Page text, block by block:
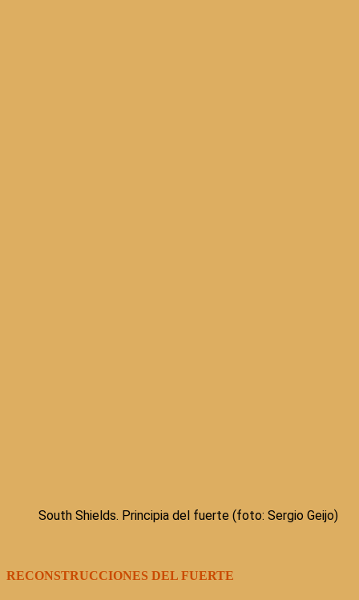
South Shields. Principia del fuerte (foto: Sergio Geijo)
RECONSTRUCCIONES DEL FUERTE